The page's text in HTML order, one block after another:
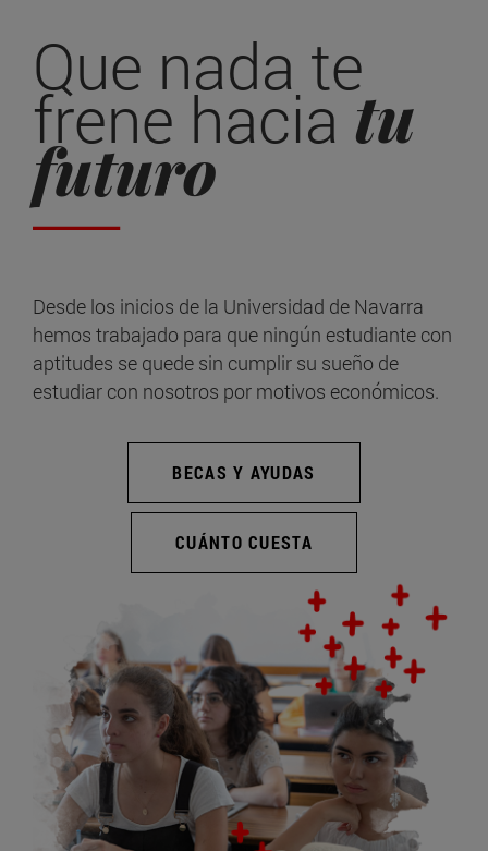
Que nada te
frene haciatu
futuro
Desde los inicios de la Universidad de Navarra
hemos trabajado para que ningún estudiante con
aptitudes se quede sin cumplir su sueño de
estudiar con nosotros por motivos económicos.
BECAS Y AYUDAS
CUÁNTO CUESTA